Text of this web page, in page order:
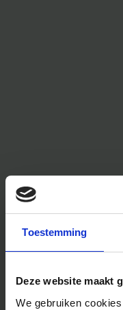
Toestemming
Deze website maakt
We gebruiken